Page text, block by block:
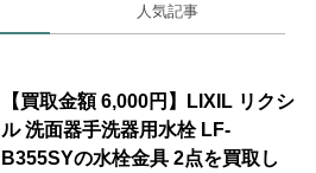
人気記事
【買取金額 6,000円】LIXIL リクシ
ル 洗面器手洗器用水栓 LF-
B355SYの水栓金具 2点を買取し